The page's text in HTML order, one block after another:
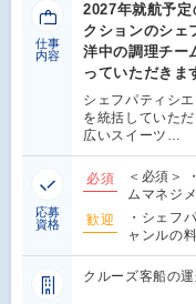
仕事
内容
2027年就航予
クションのシェ
洋中の調理チー
っていただきま
シェフパティシ
を統括していた
広いスイーツ…
応募
資格
必須
＜必須＞
ムマネジ
歓迎
・シェフ
ャンルの
クルーズ客船の